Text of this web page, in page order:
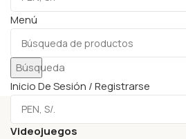
Menú
Búsqueda
Inicio De Sesión / Registrarse
Videojuegos